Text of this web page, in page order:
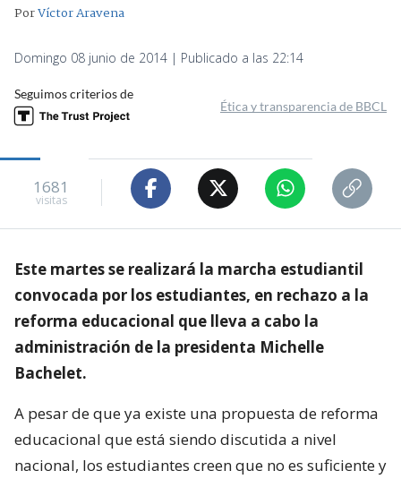
PorVíctor Aravena
Domingo 08 junio de 2014 | Publicado a las 22:14
Seguimos criterios de
Ética y transparencia de BBCL
1681
visitas
Este martes se realizará la marcha estudiantil
convocada por los estudiantes, en rechazo a la
reforma educacional que lleva a cabo la
administración de la presidenta Michelle
Bachelet.
A pesar de que ya existe una propuesta de reforma
educacional que está siendo discutida a nivel
nacional, los estudiantes creen que no es suficiente y